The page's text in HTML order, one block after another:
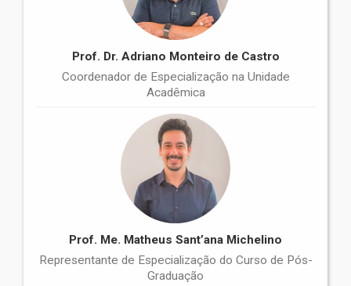
Prof. Dr. Adriano Monteiro de Castro
Coordenador de Especialização na Unidade
Acadêmica
Prof. Me. Matheus Sant’ana Michelino
Representante de Especialização do Curso de Pós-
Graduação